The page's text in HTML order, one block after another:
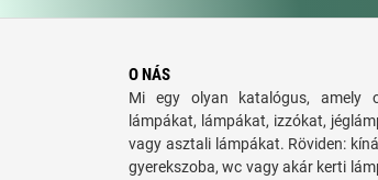
O NÁS
Mi egy olyan katalógus, amely
lámpákat, lámpákat, izzókat,
vagy asztali lámpákat. Röviden:
gyerekszoba, wc vagy akár kerti